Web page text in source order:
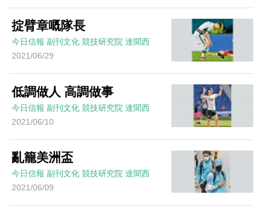
掟臂章嘅隊長
今日信報 副刊文化 競技研究院 達聞西
2021/06/29
低調做人 高調做事
今日信報 副刊文化 競技研究院 達聞西
2021/06/10
亂籠美洲盃
今日信報 副刊文化 競技研究院 達聞西
2021/06/09